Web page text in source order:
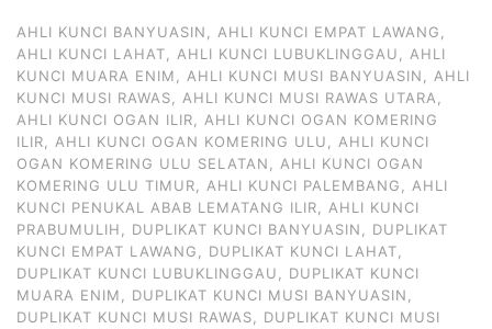
AHLI KUNCI BANYUASIN, AHLI KUNCI EMPAT LAWANG,
AHLI KUNCI LAHAT, AHLI KUNCI LUBUKLINGGAU, AHLI
KUNCI MUARA ENIM, AHLI KUNCI MUSI BANYUASIN, AHLI
KUNCI MUSI RAWAS, AHLI KUNCI MUSI RAWAS UTARA,
AHLI KUNCI OGAN ILIR, AHLI KUNCI OGAN KOMERING
ILIR, AHLI KUNCI OGAN KOMERING ULU, AHLI KUNCI
OGAN KOMERING ULU SELATAN, AHLI KUNCI OGAN
KOMERING ULU TIMUR, AHLI KUNCI PALEMBANG, AHLI
KUNCI PENUKAL ABAB LEMATANG ILIR, AHLI KUNCI
PRABUMULIH, DUPLIKAT KUNCI BANYUASIN, DUPLIKAT
KUNCI EMPAT LAWANG, DUPLIKAT KUNCI LAHAT,
DUPLIKAT KUNCI LUBUKLINGGAU, DUPLIKAT KUNCI
MUARA ENIM, DUPLIKAT KUNCI MUSI BANYUASIN,
DUPLIKAT KUNCI MUSI RAWAS, DUPLIKAT KUNCI MUSI